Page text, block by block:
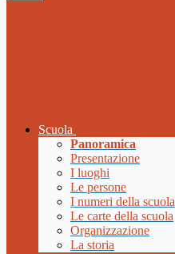
Scuola
Panoramica
Presentazione
I luoghi
Le persone
I numeri della scuola
Le carte della scuola
Organizzazione
La storia